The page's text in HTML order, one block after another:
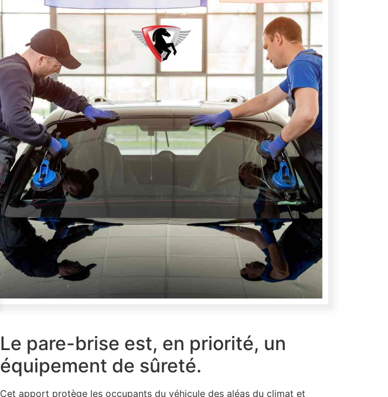
Le pare-brise est, en priorité, un
équipement de sûreté.
Cet apport protège les occupants du véhicule des aléas du climat et